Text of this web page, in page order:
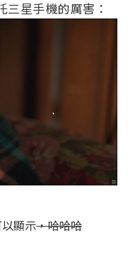
星手機的厲害：
顯示，哈哈哈